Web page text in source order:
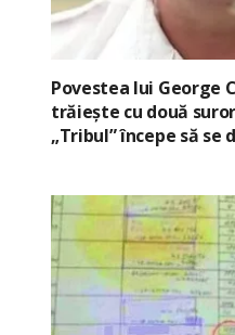
Povestea lui George
trăiește cu două
„Tribul” începe să se